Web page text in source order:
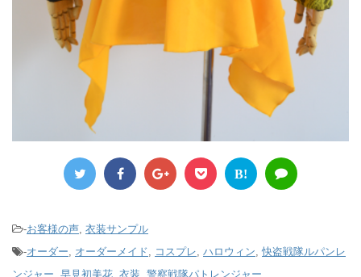
B!
-お客様の声 衣装サンプル
-オーダー オーダーメイド コスプレ ハロウィン ,快盗戦隊ルパンレ
ンジャー 早見初美花 衣装 警察戦隊パトレンジャー